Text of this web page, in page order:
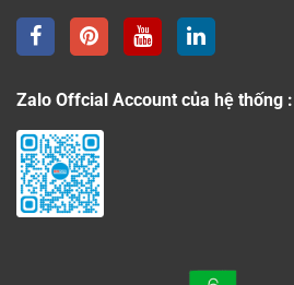
Zalo Offcial Account của hệ thống :